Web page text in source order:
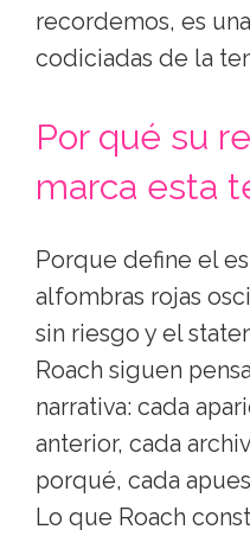
recordemos, es
codiciadas de la
Por qué su
marca esta
Porque define el
alfombras rojas
sin riesgo y el
Roach siguen
narrativa: cada
anterior, cada
porqué, cada
Lo que Roach